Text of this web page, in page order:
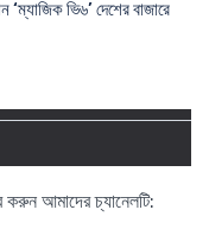
ভি৬’ দেশের বাজারে
করুন আমাদের চ্যানেলটি: